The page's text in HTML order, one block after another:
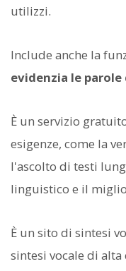
utilizzi.
Include anche la
evidenzia le
È un servizio
esigenze, come la
l'ascolto di testi
linguistico e il
È un sito di sintesi
sintesi vocale di